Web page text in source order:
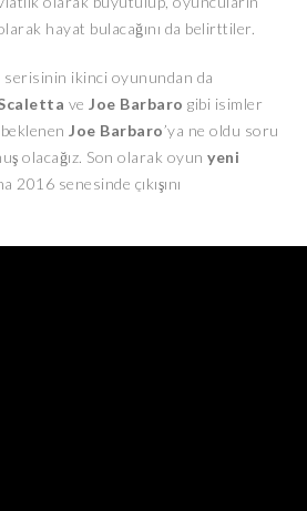
hayat bulacağını da belirttiler.
serisinin ikinci oyunundan da
ve Joe Barbaro gibi isimler
Joe Barbaro’ya ne oldu soru
olacağız. Son olarak oyun yeni
2016 senesinde çıkışını